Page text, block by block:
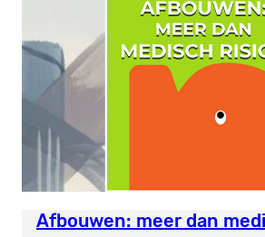
Afbouwen: meer dan